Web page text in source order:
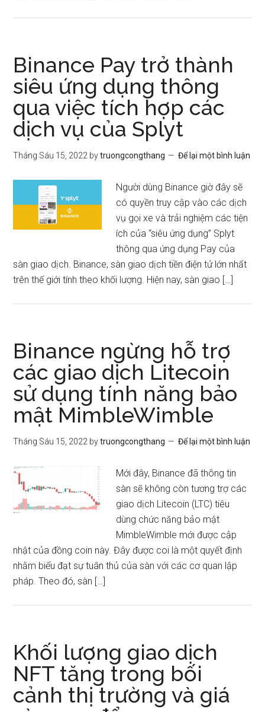
Binance Pay trở thành
siêu ứng dụng thông
qua việc tích hợp các
dịch vụ của Splyt
Tháng Sáu 15, 2022 bytruongcongthang Để lại một bình luận
Người dùng Binance giờ đây sẽ
có quyền truy cập vào các dịch
vụ gọi xe và trải nghiệm các tiện
ích của “siêu ứng dụng” Splyt
thông qua ứng dụng Pay của
sàn giao dịch. Binance, sàn giao dịch tiền điện tử lớn nhất
trên thế giới tính theo khối lượng. Hiện nay, sàn giao […]
Binance ngừng hỗ trợ
các giao dịch Litecoin
sử dụng tính năng bảo
mật MimbleWimble
Tháng Sáu 15, 2022 bytruongcongthang Để lại một bình luận
Mới đây, Binance đã thông tin
sàn sẽ không còn tương trợ các
giao dịch Litecoin (LTC) tiêu
dùng chức năng bảo mật
MimbleWimble mới được cập
nhật của đồng coin này. Đây được coi là một quyết định
nhằm biểu đạt sự tuân thủ của sàn với các cơ quan lập
pháp. Theo đó, sàn […]
Khối lượng giao dịch
NFT tăng trong bối
cảnh thị trường và giá